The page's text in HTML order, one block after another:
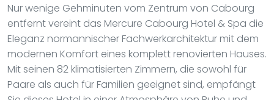
Nur wenige Gehminuten vom Zentrum von Cabourg
entfernt vereint das Mercure Cabourg Hotel & Spa die
Eleganz normannischer Fachwerkarchitektur mit dem
modernen Komfort eines komplett renovierten Hauses.
Mit seinen 82 klimatisierten Zimmern, die sowohl für
Paare als auch für Familien geeignet sind, empfängt